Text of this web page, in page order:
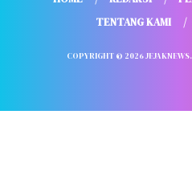
TENTANG KAMI
COPYRIGHT © 2026